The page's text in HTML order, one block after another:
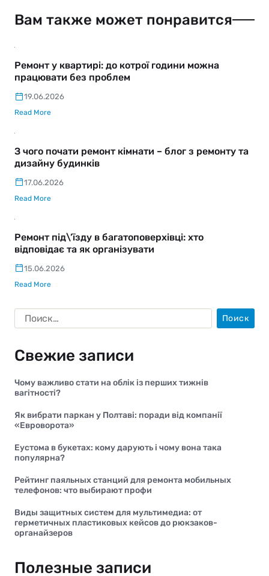
Вам также может понравится
Ремонт у квартирі: до котрої години можна
працювати без проблем
19.06.2026
Read More
З чого почати ремонт кімнати – блог з ремонту та
дизайну будинків
17.06.2026
Read More
Ремонт під\’їзду в багатоповерхівці: хто
відповідає та як організувати
15.06.2026
Read More
Свежие записи
Чому важливо стати на облік із перших тижнів
вагітності?
Як вибрати паркан у Полтаві: поради від компанії
«Евроворота»
Еустома в букетах: кому дарують і чому вона така
популярна?
Рейтинг паяльных станций для ремонта мобильных
телефонов: что выбирают профи
Виды защитных систем для мультимедиа: от
герметичных пластиковых кейсов до рюкзаков-
органайзеров
Полезные записи